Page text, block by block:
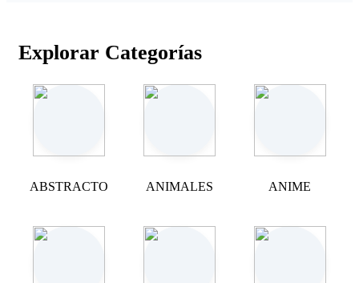
Explorar Categorías
ABSTRACTO ANIMALES ANIME